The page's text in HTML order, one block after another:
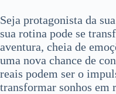
Seja protagonista da
sua rotina pode se
aventura, cheia de
uma nova chance de
reais podem ser o
transformar sonhos em